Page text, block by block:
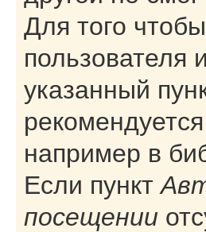
Для того
пользователя
указанный
например в
Если пункт
посещении